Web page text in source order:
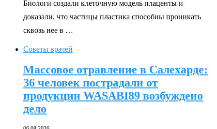
Биологи создали клеточную модель плаценты и
доказали, что частицы пластика способны проникать
сквозь нее в …
Советы врачей
Массовое отравление в Салехарде:
36 человек пострадали от
продукции WASABI89 возбуждено
дело